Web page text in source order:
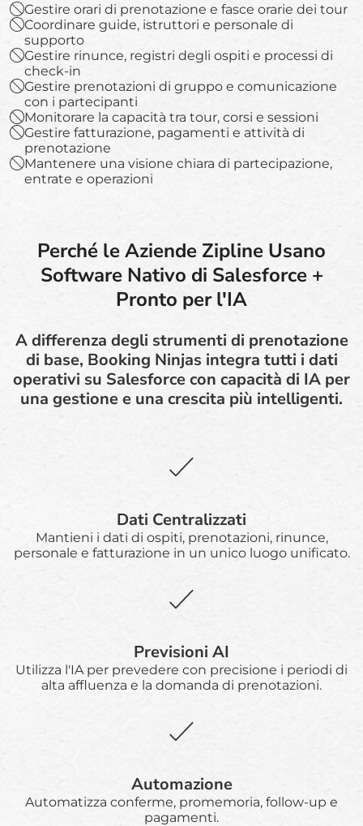
Gestire orari di prenotazione e fasce orarie dei tour
Coordinare guide, istruttori e personale di
supporto
Gestire rinunce, registri degli ospiti e processi di
check-in
Gestire prenotazioni di gruppo e comunicazione
con i partecipanti
Monitorare la capacità tra tour, corsi e sessioni
Gestire fatturazione, pagamenti e attività di
prenotazione
Mantenere una visione chiara di partecipazione,
entrate e operazioni
Perché le Aziende Zipline Usano
Software Nativo di Salesforce +
Pronto per l'IA
A differenza degli strumenti di prenotazione
di base, Booking Ninjas integra tutti i dati
operativi su Salesforce con capacità di IA per
una gestione e una crescita più intelligenti.
Dati Centralizzati
Mantieni i dati di ospiti, prenotazioni, rinunce,
personale e fatturazione in un unico luogo unificato.
Previsioni AI
Utilizza l'IA per prevedere con precisione i periodi di
alta affluenza e la domanda di prenotazioni.
Automazione
Automatizza conferme, promemoria, follow-up e
pagamenti.